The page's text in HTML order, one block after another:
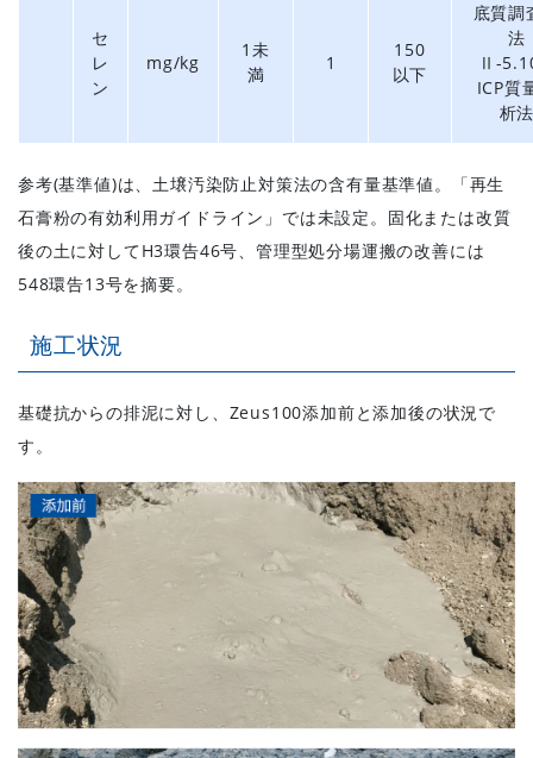
セ
レ
ン
mg/kg
1未
満
1
150
以下
底質調
法
Ⅱ-
ICP質
析
参考(基準値)は、土壌汚染防止対策法の含有量基準値。「再生
石膏粉の有効利用ガイドライン」では未設定。固化または改質
後の土に対してH3環告46号、管理型処分場運搬の改善には
548環告13号を摘要。
施工状況
基礎抗からの排泥に対し、Zeus100添加前と添加後の状況で
す。